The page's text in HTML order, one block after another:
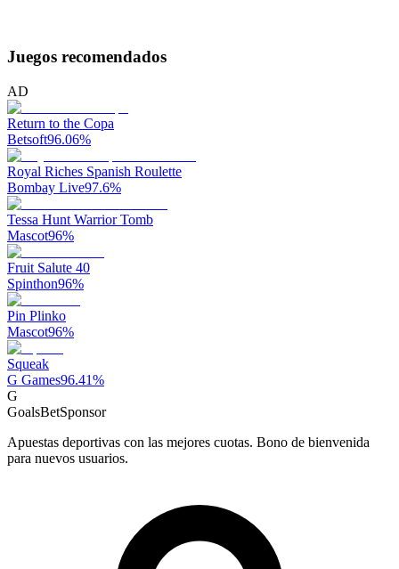
Juegos recomendados
AD
Return to the Copa
Betsoft96.06%
Royal Riches Spanish Roulette
Bombay Live97.6%
Tessa Hunt Warrior Tomb
Mascot96%
Fruit Salute 40
Spinthon96%
Pin Plinko
Mascot96%
Squeak
G Games96.41%
G
GoalsBetSponsor
Apuestas deportivas con las mejores cuotas. Bono de bienvenida
para nuevos usuarios.